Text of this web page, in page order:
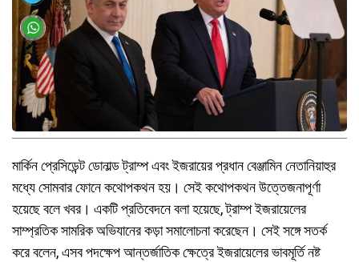
মার্কিন প্রেসিডেন্ট ডোনাল্ড ট্রাম্প এবং ইজরায়ের প্রধান বেঞ্জামিন নেতানিয়াহুর
মধ্যে সোমবার ফোনে কথোপকথন হয়। সেই কথোপকথন উত্তেজনাপূর্ণা
হয়েছে বলে খবর। একটি প্রতিবেদনে বলা হয়েছে, ট্রাম্প ইজরায়েলের
সাম্প্রতিক সামরিক অভিযানের কড়া সমালোচনা করেছেন। সেই সঙ্গে সতর্ক
করে বলেন, এসব পদক্ষেপ আন্তর্জাতিক ক্ষেত্রে ইজরায়েলের ভাবমূর্তি নষ্ট